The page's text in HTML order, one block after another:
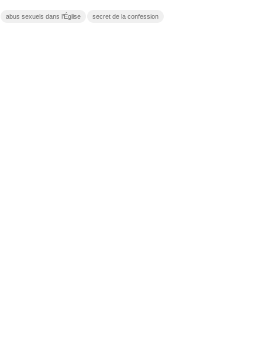
abus sexuels dans l’Église secret de la confession